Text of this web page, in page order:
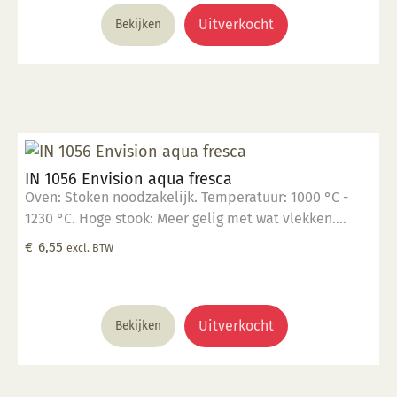
transparante glazuur. Giftig: Nee. Hoe te gebruiken: 1.
Breng aan op een 1060 °C biscuit gebakken scherf. 2.
Bekijken Uitverkocht
IN 1056 Envision aqua fresca
Oven: Stoken noodzakelijk. Temperatuur: 1000 °C -
1230 °C. Hoge stook: Meer gelig met wat vlekken.
Glanzend, semi-opaak. Kleur: Transparant tot opaak.
transparante glazuur. Giftig: Nee. Hoe te gebruiken: 1.
Breng aan op een 1060 °C biscuit gebakken scherf. 2.
Stook op 1000 °C. 3. Voor transparant glazuur gebruik,
€ 6,55 excl. BTW
Bekijken Uitverkocht